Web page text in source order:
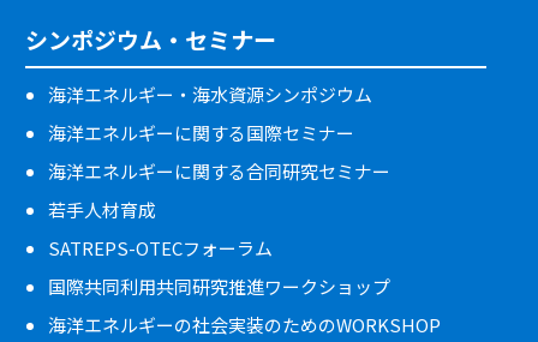
シンポジウム・セミナー
海洋エネルギー・海水資源シンポジウム
海洋エネルギーに関する国際セミナー
海洋エネルギーに関する合同研究セミナー
若手人材育成
SATREPS-OTECフォーラム
国際共同利用共同研究推進ワークショップ
海洋エネルギーの社会実装のためのWORKSHOP